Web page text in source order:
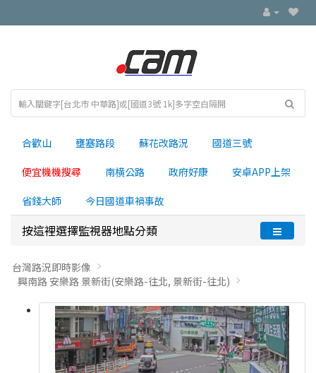
合歡山 壅塞路段 蘇花改路況 國道三號
便宜機機搜尋 南横公路 政府好康 安卓APP上架
省錢大師 今日國道車禍事故
按這裡選擇監視器地點分類
台灣路況即時影像
興南路 安樂路 景新街(安樂路-往北, 景新街-往北)